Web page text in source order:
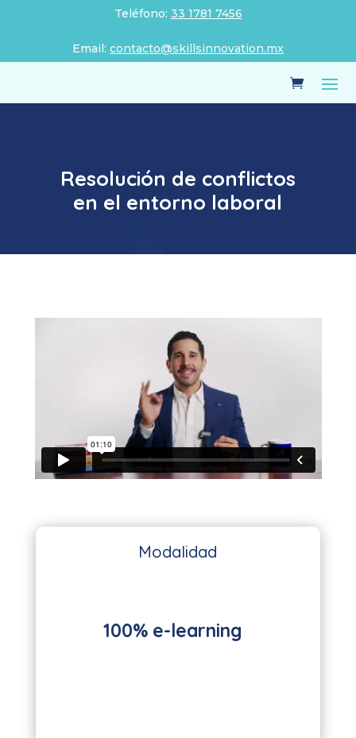
Teléfono: 33 1781 7456
Email: contacto@skillsinnovation.mx
Resolución de conflictos
en el entorno laboral
Modalidad
100% e-learning